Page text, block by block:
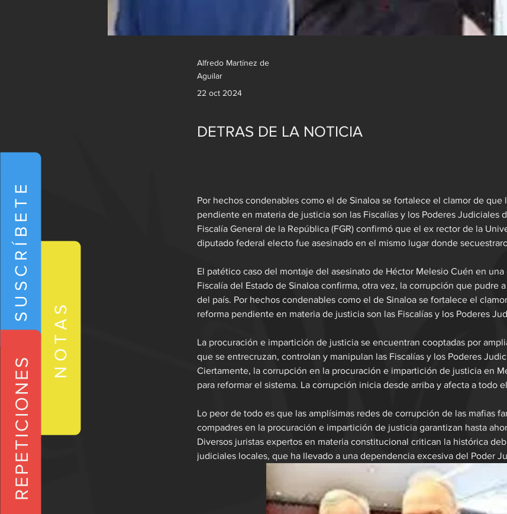
NOTAS
SUSCRÍBETE
REPETICIONES
Alfredo Martínez de
Aguilar
22 oct 2024
DETRAS DE LA NOTICIA
Por hechos condenables como el de Sinaloa se fortalece el clamor de que
pendiente en materia de justicia son las Fiscalías y los Poderes Judiciales
Fiscalía General de la República (FGR) confirmó que el ex rector de la
diputado federal electo fue asesinado en el mismo lugar donde
El patético caso del montaje del asesinato de Héctor Melesio Cuén en una
Fiscalía del Estado de Sinaloa confirma, otra vez, la corrupción que pudre
del país. Por hechos condenables como el de Sinaloa se fortalece el
reforma pendiente en materia de justicia son las Fiscalías y los Poderes
La procuración e impartición de justicia se encuentran cooptadas por
que se entrecruzan, controlan y manipulan las Fiscalías y los Poderes
Ciertamente, la corrupción en la procuración e impartición de justicia en
para reformar el sistema. La corrupción inicia desde arriba y afecta a todo
Lo peor de todo es que las amplísimas redes de corrupción de las mafias
compadres en la procuración e impartición de justicia garantizan hasta
Diversos juristas expertos en materia constitucional critican la histórica
judiciales locales, que ha llevado a una dependencia excesiva del Poder